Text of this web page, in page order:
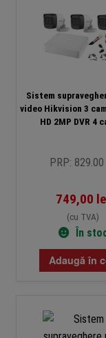
Sistem
video Hikvision 3
HD 2MP DVR 4
PRP:
749,00
(cu TVA)
În
Adaugă în